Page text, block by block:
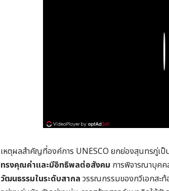
เหตุผลสำคัญที่องค์การ UNESCO ยกย่องสุนทรภู่เ
ทรงคุณค่าและมีอิทธิพลต่อสังคม การพิจารณาบุค
วัฒนธรรมในระดับสากล วรรณกรรมของกวีเอกสะท้